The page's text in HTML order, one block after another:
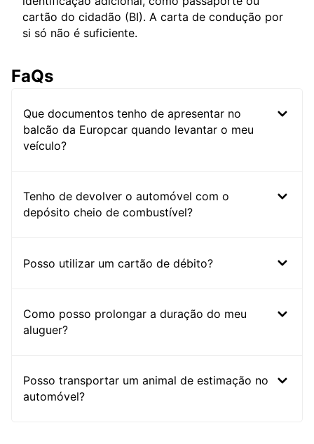
cartão do cidadão (BI). A carta de condução por
si só não é suficiente.
FaQs
Que documentos tenho de apresentar no
balcão da Europcar quando levantar o meu
veículo?
Tenho de devolver o automóvel com o
depósito cheio de combustível?
Posso utilizar um cartão de débito?
Como posso prolongar a duração do meu
aluguer?
Posso transportar um animal de estimação no
automóvel?